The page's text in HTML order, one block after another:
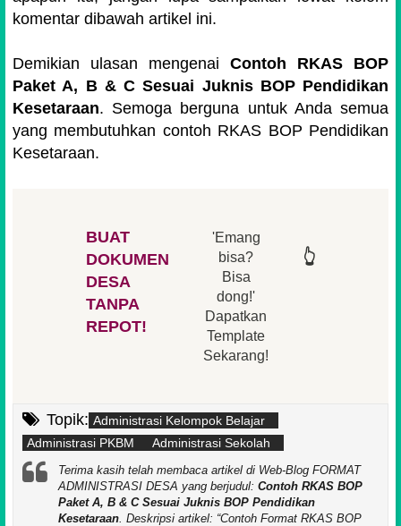
komentar dibawah artikel ini.
Demikian ulasan mengenai Contoh RKAS BOP
Paket A, B & C Sesuai Juknis BOP Pendidikan
Kesetaraan. Semoga berguna untuk Anda semua
yang membutuhkan contoh RKAS BOP Pendidikan
Kesetaraan.
BUAT
DOKUMEN
DESA
TANPA
REPOT!
'Emang
bisa?
Bisa
dong!'
Dapatkan
Template
Sekarang!
👆
Topik: Administrasi Kelompok Belajar
Administrasi PKBM
Administrasi Sekolah
Terima kasih telah membaca artikel di Web-Blog FORMAT
ADMINISTRASI DESA yang berjudul: Contoh RKAS BOP
Paket A, B & C Sesuai Juknis BOP Pendidikan
Kesetaraan . Deskripsi artikel: Contoh Format RKAS BOP